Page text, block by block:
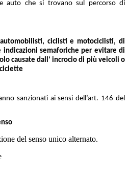
auto che si trovano sul percorso di
ciclisti e motociclisti, di
indicazioni semaforiche per evitare di
causate dall’ incrocio di più veicoli o
sanzionati ai sensi dell’art. 146 del
del senso unico alternato.